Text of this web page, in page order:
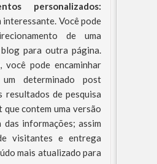
personalizados:
interessante. Você pode
de uma
para outra página.
você pode encaminhar
determinado post
resultados de pesquisa
contem uma versão
das informações; assim
visitantes e entrega
mais atualizado para